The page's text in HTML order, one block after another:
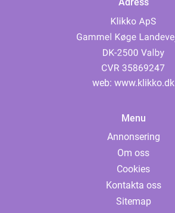
web: www.klikko.dk
Menu
Annonsering
Om oss
Cookies
Kontakta oss
Sitemap